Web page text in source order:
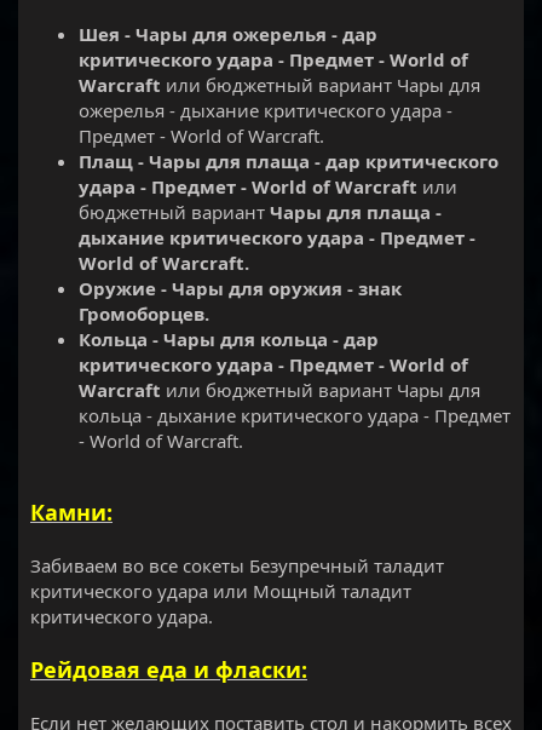
Шея - Чары для ожерелья - дар
критического удара - Предмет - World of
Warcraft или бюджетный вариант Чары для
ожерелья - дыхание критического удара -
Предмет - World of Warcraft.
Плащ - Чары для плаща - дар критического
удара - Предмет - World of Warcraft или
бюджетный вариант Чары для плаща -
дыхание критического удара - Предмет -
World of Warcraft.
Оружие - Чары для оружия - знак
Громоборцев.
Кольца - Чары для кольца - дар
критического удара - Предмет - World of
Warcraft или бюджетный вариант Чары для
кольца - дыхание критического удара - Предмет
- World of Warcraft.
Камни:
Забиваем во все сокеты Безупречный таладит
критического удара или Мощный таладит
критического удара.
Рейдовая еда и фласки:
Если нет желающих поставить стол и накормить всех